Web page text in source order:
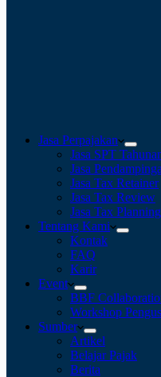
Jasa Perpajakan
Jasa SPT
Jasa
Jasa Tax Retainer
Jasa Tax Review
Jasa Tax Planning
Tentang Kami
Kontak
FAQ
Karir
Event
BBF
Workshop
Sumber
Artikel
Belajar Pajak
Berita